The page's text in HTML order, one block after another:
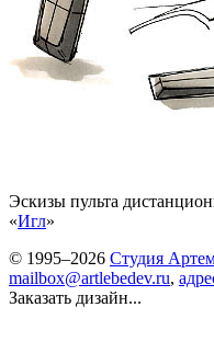
Эскизы пульта
«Игл»
© 1995–2026 Студия
mailbox@artlebedev.ru,
Заказать дизайн...